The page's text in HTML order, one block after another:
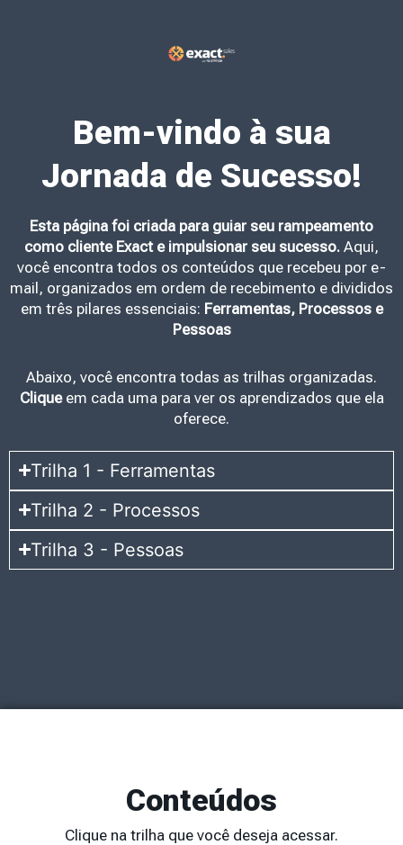
Bem-vindo à sua
Jornada de Sucesso!
Esta página foi criada para guiar seu rampeamento
como cliente Exact e impulsionar seu sucesso. Aqui,
você encontra todos os conteúdos que recebeu por e-
mail, organizados em ordem de recebimento e divididos
em três pilares essenciais: Ferramentas, Processos e
Pessoas
Abaixo, você encontra todas as trilhas organizadas.
Clique em cada uma para ver os aprendizados que ela
oferece.
Trilha 1 - Ferramentas
Trilha 2 - Processos
Trilha 3 - Pessoas
Conteúdos
Clique na trilha que você deseja acessar.